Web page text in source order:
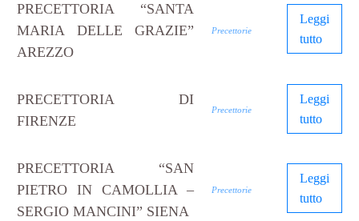
PRECETTORIA “SANTA
MARIA DELLE GRAZIE”
AREZZO
Precettorie
Leggi
tutto
PRECETTORIA DI
FIRENZE
Precettorie
Leggi
tutto
PRECETTORIA “SAN
PIETRO IN CAMOLLIA –
SERGIO MANCINI” SIENA
Precettorie
Leggi
tutto